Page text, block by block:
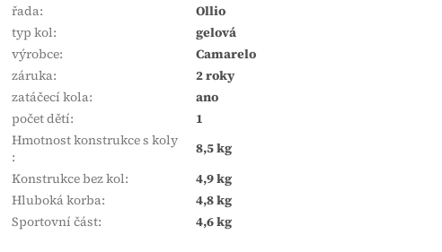
řada:
Ollio
typ kol:
gelová
výrobce:
Camarelo
záruka:
2 roky
zatáčecí kola:
ano
počet dětí:
1
Hmotnost konstrukce s koly
:
8,5 kg
Konstrukce bez kol:
4,9 kg
Hluboká korba:
4,8 kg
Sportovní část: 4,6 kg